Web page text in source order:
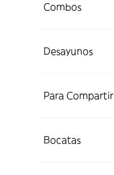
Combos
Desayunos
Para Compartir
Bocatas